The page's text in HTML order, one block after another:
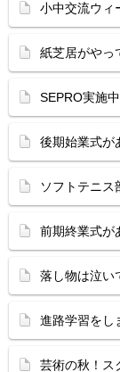
小中交流ウ
紙芝居がや
SEPRO実施
後期始業式
ソフトテニ
前期終業式
落し物は泣
進路学習を
芸術の秋！ス